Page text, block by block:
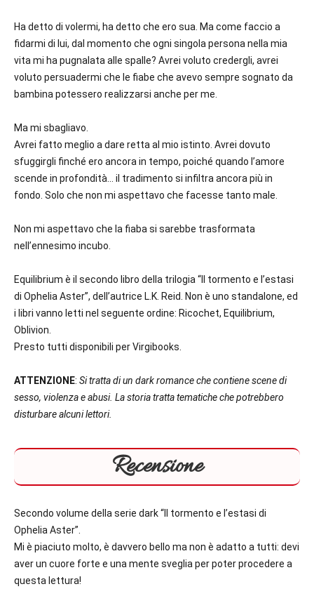
Ha detto di volermi, ha detto che ero sua. Ma come faccio a
fidarmi di lui, dal momento che ogni singola persona nella mia
vita mi ha pugnalata alle spalle? Avrei voluto credergli, avrei
voluto persuadermi che le fiabe che avevo sempre sognato da
bambina potessero realizzarsi anche per me.
Ma mi sbagliavo.
Avrei fatto meglio a dare retta al mio istinto. Avrei dovuto
sfuggirgli finché ero ancora in tempo, poiché quando l’amore
scende in profondità… il tradimento si infiltra ancora più in
fondo. Solo che non mi aspettavo che facesse tanto male.
Non mi aspettavo che la fiaba si sarebbe trasformata
nell’ennesimo incubo.
Equilibrium è il secondo libro della trilogia “Il tormento e l’estasi
di Ophelia Aster”, dell’autrice L.K. Reid. Non è uno standalone, ed
i libri vanno letti nel seguente ordine: Ricochet, Equilibrium,
Oblivion.
Presto tutti disponibili per Virgibooks.
ATTENZIONE: Si tratta di un dark romance che contiene scene di
sesso, violenza e abusi. La storia tratta tematiche che potrebbero
disturbare alcuni lettori.
Recensione
Secondo volume della serie dark “Il tormento e l’estasi di
Ophelia Aster”.
Mi è piaciuto molto, è davvero bello ma non è adatto a tutti: devi
aver un cuore forte e una mente sveglia per poter procedere a
questa lettura!